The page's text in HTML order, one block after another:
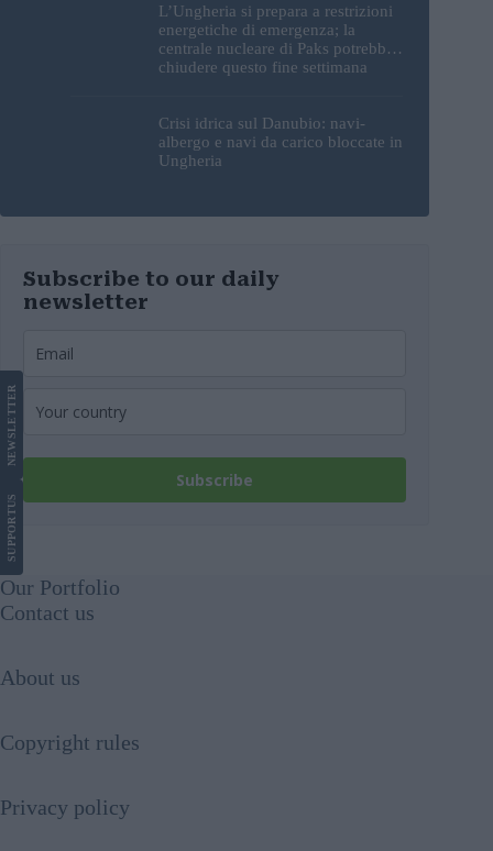
L’Ungheria si prepara a restrizioni
energetiche di emergenza; la
centrale nucleare di Paks potrebbe
chiudere questo fine settimana
Crisi idrica sul Danubio: navi-
albergo e navi da carico bloccate in
Ungheria
Subscribe to our daily
newsletter
Subscribe
SUPPORT
US
NEWS
LETTER
Our Portfolio
Contact us
About us
Copyright rules
Privacy policy